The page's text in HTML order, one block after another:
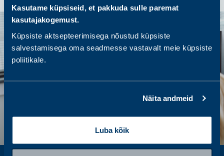
Kasutame küpsiseid, et pakkuda sulle paremat
kasutajakogemust.
Küpsiste aktsepteerimisega nõustud küpsiste
salvestamisega oma seadmesse vastavalt meie küpsiste
poliitikale.
Näita andmeid
Luba kõik